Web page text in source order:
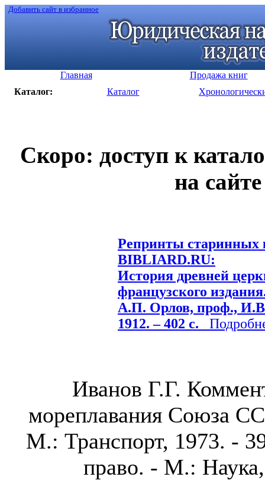
Добавить сайт в избранное
Главная
Продажа книг
Каталог:
Каталог
Скоро: доступ к
на
Репринты старинных
BIBLIARD.RU:
История древней
французского
А.П. Орлов, проф.,
1912. – 402 с.
Иванов Г.Г.
мореплавания Союза
М.: Транспорт, 1973. -
право. - М.: